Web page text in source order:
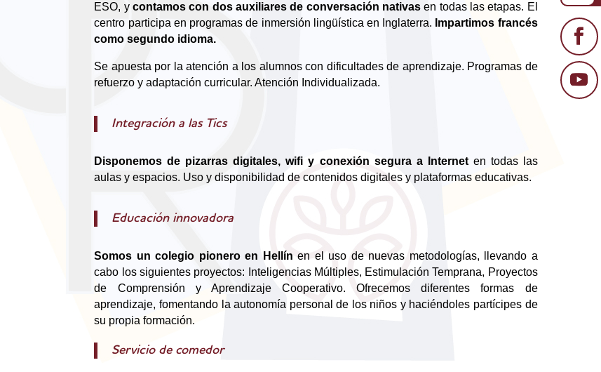
ESO, ycontamos con dos auxiliares de conversación nativas en todas las etapas. El
centro participa en programas de inmersión lingüística en Inglaterra. Impartimos francés
como segundo idioma.
Se apuesta por la atención a los alumnos con dificultades de aprendizaje. Programas de
refuerzo y adaptación curricular. Atención Individualizada.
Integración a las Tics
Disponemos de pizarras digitales, wifi y conexión segura a Interneten todas las
aulas y espacios. Uso y disponibilidad de contenidos digitales y plataformas educativas.
Educación innovadora
Somos un colegio pionero en Hellín en el uso de nuevas metodologías, llevando a
cabo los siguientes proyectos: Inteligencias Múltiples, Estimulación Temprana, Proyectos
de Comprensión y Aprendizaje Cooperativo. Ofrecemos diferentes formas de
aprendizaje, fomentando la autonomía personal de los niños y haciéndoles partícipes de
su propia formación.
Servicio de comedor